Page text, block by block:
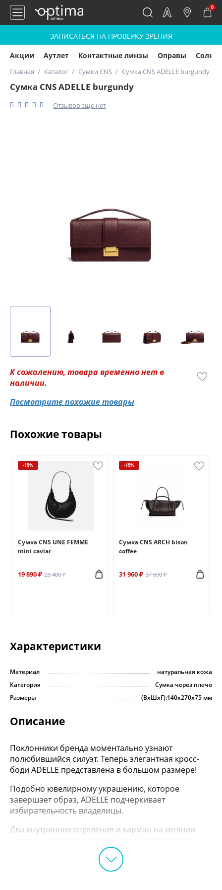
0
ЗАПИСАТЬСЯ НА ПРОВЕРКУ ЗРЕНИЯ
Акции Аутлет Контактные линзы Оправы
Главная Каталог Сумки CNS Сумка CNS ADELLE burgundy
Сумка CNS ADELLE burgundy
Отзывов еще нет
К сожалению, товара временно нет в
наличии.
Посмотрите похожие товары
Похожие товары
-15%
Сумка CNS UNE FEMME
mini caviar
19 890 ₽ 23 400 ₽
-15%
Сумка CNS ARCH bison
coffee
31 960 ₽ 37 600 ₽
Описание
Поклонники бренда моментально узнают
полюбившийся силуэт. Теперь элегантная кросс-
боди ADELLE представлена в большом размере!
Подобно ювелирному украшению, которое
завершает образ, ADELLE подчеркивает
избирательность владелицы.
Два внутренних отделения и карман на молнии
создать свой порядок. В модель поместятся
смартфон, паспорт, портмоне, powerbank, ключи и
Характеристики
Материал
натуральная кожа
Категория
Сумка через плечо
Размеры
(ВхШхГ):140х270х75 мм